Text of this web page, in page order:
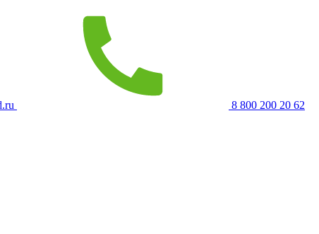
8 800 200 20 62